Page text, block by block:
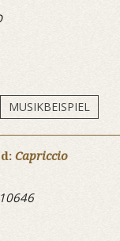
MUSIKBEISPIEL
Capriccio